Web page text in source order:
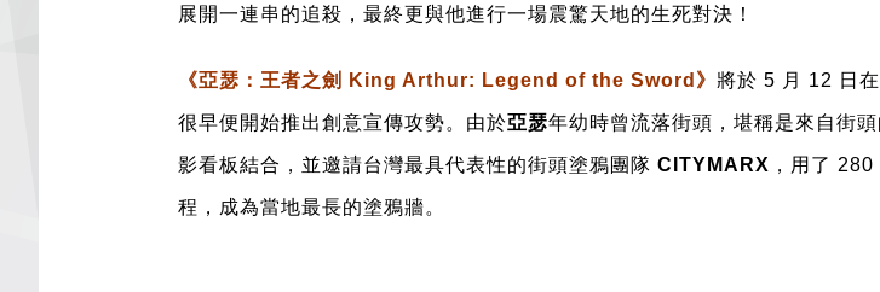
展開一連串的追殺，最終更與他進行一場震驚天地的生死對決！
《亞瑟：王者之劍 King Arthur: Legend of the Sword》 將於 5 月 12 日
很早便開始推出創意宣傳攻勢。由於亞瑟年幼時曾流落街頭，堪稱是來自街
影看板結合，並邀請台灣最具代表性的街頭塗鴉團隊 CITYMARX ，用了
程，成為當地最長的塗鴉牆。